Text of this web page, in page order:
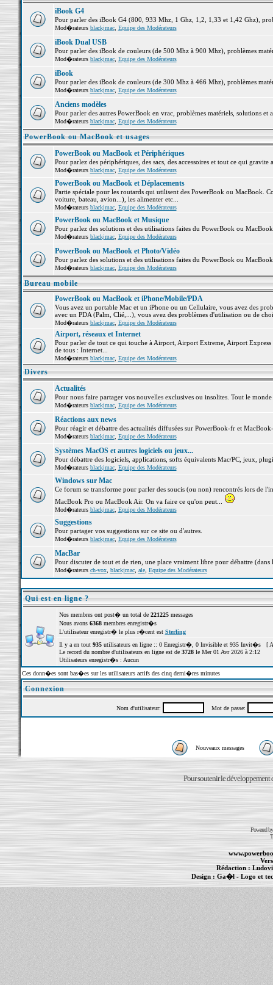
iBook G4
Pour parler des iBook G4 (800, 933 Mhz, 1 Ghz, 1,2, 1,33 et 1,42 Ghz),
Mod�rateurs blackjmac, Equipe des Modérateurs
iBook Dual USB
Pour parler des iBook de couleurs (de 500 Mhz à 900 Mhz), problèmes
Mod�rateurs blackjmac, Equipe des Modérateurs
iBook
Pour parler des iBook de couleurs (de 300 Mhz à 466 Mhz), problèmes
Mod�rateurs blackjmac, Equipe des Modérateurs
Anciens modèles
Pour parler des autres PowerBook en vrac, problèmes matériels, solutions et
Mod�rateurs blackjmac, Equipe des Modérateurs
PowerBook ou MacBook et usages
PowerBook ou MacBook et Périphériques
Pour parlez des périphériques, des sacs, des accessoires et tout ce qui
Mod�rateurs blackjmac, Equipe des Modérateurs
PowerBook ou MacBook et Déplacements
Partie spéciale pour les routards qui utilisent des PowerBook ou MacBook.
voiture, bateau, avion...), les alimenter etc...
Mod�rateurs blackjmac, Equipe des Modérateurs
PowerBook ou MacBook et Musique
Pour parlez des solutions et des utilisations faites du PowerBook ou
Mod�rateurs blackjmac, Equipe des Modérateurs
PowerBook ou MacBook et Photo/Vidéo
Pour parlez des solutions et des utilisations faites du PowerBook ou
Mod�rateurs blackjmac, Equipe des Modérateurs
Bureau mobile
PowerBook ou MacBook et iPhone/Mobile/PDA
Vous avez un portable Mac et un iPhone ou un Cellulaire, vous avez des
avec un PDA (Palm, Clié,...), vous avez des problèmes d'utilisation ou de
Mod�rateurs blackjmac, Equipe des Modérateurs
Airport, réseaux et Internet
Pour parler de tout ce qui touche à Airport, Airport Extreme, Airport
de tous : Internet...
Mod�rateurs blackjmac, Equipe des Modérateurs
Divers
Actualités
Pour nous faire partager vos nouvelles exclusives ou insolites. Tout le
Mod�rateurs blackjmac, Equipe des Modérateurs
Réactions aux news
Pour réagir et débattre des actualités diffusées sur PowerBook-fr et
Mod�rateurs blackjmac, Equipe des Modérateurs
Systèmes MacOS et autres logiciels ou jeux...
Pour débattre des logiciels, applications, softs équivalents Mac/PC, jeux,
Mod�rateurs blackjmac, Equipe des Modérateurs
Windows sur Mac
Ce forum se transforme pour parler des soucis (ou non) rencontrés lors de
MacBook Pro ou MacBook Air. On va faire ce qu'on peut...
Mod�rateurs blackjmac, Equipe des Modérateurs
Suggestions
Pour partager vos suggestions sur ce site ou d'autres.
Mod�rateurs blackjmac, Equipe des Modérateurs
MacBar
Pour discuter de tout et de rien, une place vraiment libre pour débattre (dans
Mod�rateurs ch-vox, blackjmac, ale, Equipe des Modérateurs
Qui est en ligne ?
Nos membres ont post� un total de 221225messages
Nous avons 6368membres enregistr�s
L'utilisateur enregistr� le plus r�cent est Sterling
Il y a en tout 935utilisateurs en ligne :: 0 Enregistr�, 0 Invisible et 935 Invit�s [
Le record du nombre d'utilisateurs en ligne est de 3728le Mer 01 Avr 2026 à 2:12
Utilisateurs enregistr�s : Aucun
Ces donn�es sont bas�es sur les utilisateurs actifs des cinq derni�res minutes
Connexion
Nom d'utilisateur: Mot de passe:
Nouveaux messages
Pour soutenir le développement
Powered
Rédaction :
Design : Ga�l- Logo et